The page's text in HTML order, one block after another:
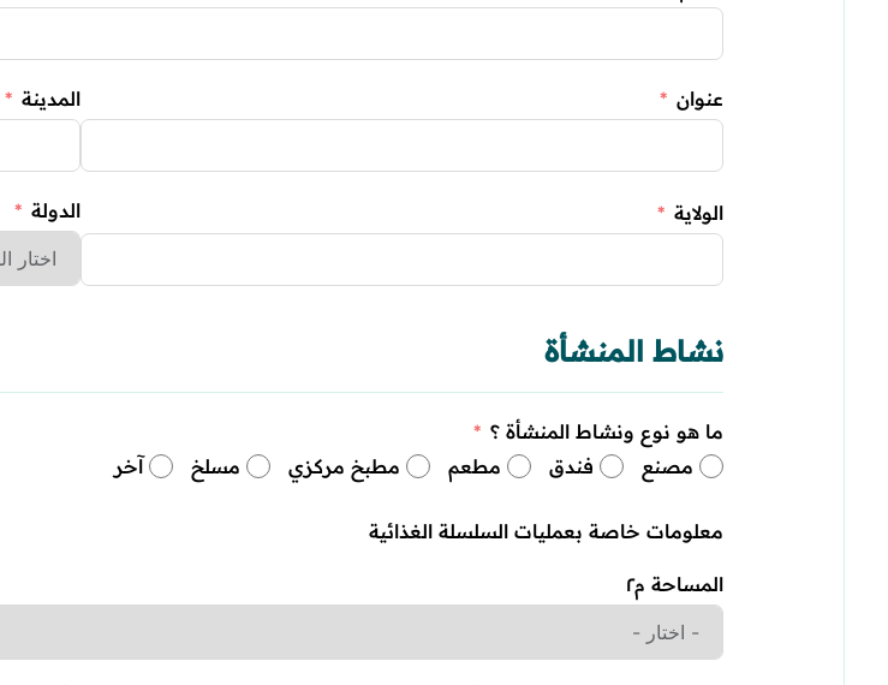
عنوان المدينة
الولاية الدولة
نشاط المنشأة
ما هو نوع ونشاط المنشأة ؟
مصنع
فندق مطعم مطبخ مركزي مسلخ آخر
معلومات خاصة بعمليات السلسلة الغذائية
المساحة م٢